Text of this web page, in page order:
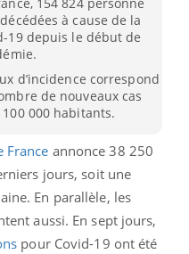
à cause de la
19 depuis le début de
d’incidence correspond
de nouveaux cas
000 habitants.
France annonce 38 250
jours, soit une
En parallèle, les
aussi. En sept jours,
pour Covid-19 ont été